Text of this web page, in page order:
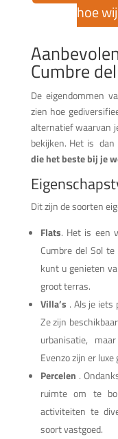
hoe
Cumbre
De eigendommen
zien hoe
alternatief waarvan
bekijken. Het is dan
die het beste bij je
Dit zijn de soorten
Flats. Het is een
Cumbre del Sol
kunt u genieten
groot terras.
Villa’s . Als je iets
Ze zijn
urbanisatie,
Evenzo zijn er
Percelen .
ruimte om te
activiteiten te
soort vastgoed.